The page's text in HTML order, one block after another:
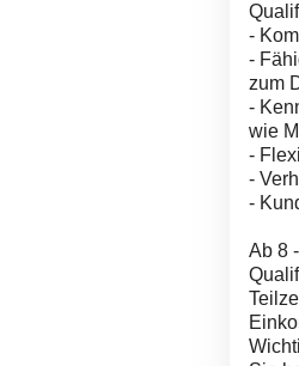
-
-
zum
-
wie
-
-
-
Ab 8